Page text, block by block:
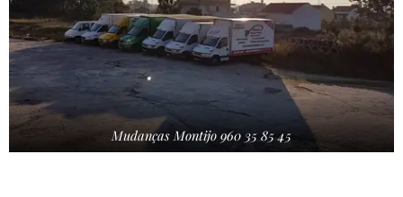
Mudanças Montijo 960 35 85 45